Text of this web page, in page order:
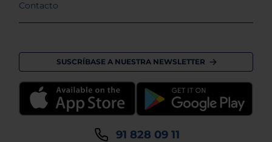
Contacto
SUSCRÍBASE A NUESTRA NEWSLETTER
91 828 09 11